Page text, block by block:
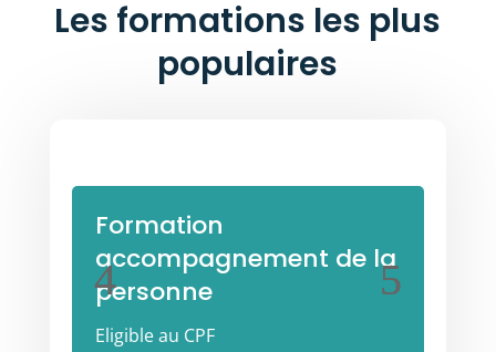
Les formations les plus
populaires
Formation
accompagnement de la
personne
Eligible au CPF